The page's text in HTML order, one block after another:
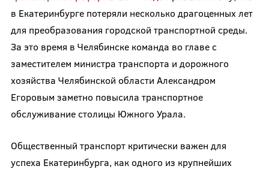
в Екатеринбурге потеряли несколько драгоценных лет
для преобразования городской транспортной среды.
За это время в Челябинске команда во главе с
заместителем министра транспорта и дорожного
хозяйства Челябинской области Александром
Егоровым заметно повысила транспортное
обслуживание столицы Южного Урала.
Общественный транспорт критически важен для
успеха Екатеринбурга, как одного из крупнейших